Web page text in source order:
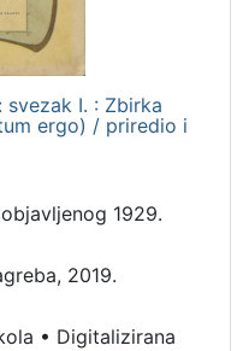
svezak I. : Zbirka
ergo) / priredio i
1929.
2019.
• Digitalizirana